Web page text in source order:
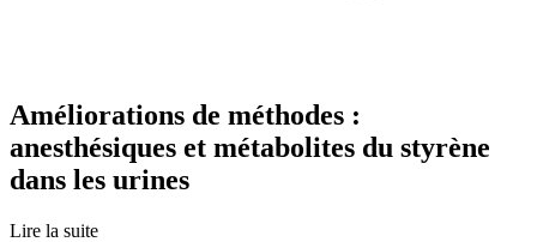
Améliorations de méthodes :
anesthésiques et métabolites du styrène
dans les urines
Lire la suite